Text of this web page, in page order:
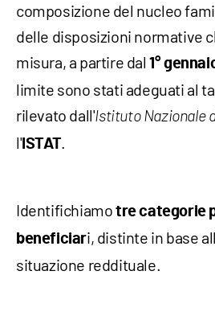
composizione del nucleo
delle disposizioni normative
misura, a partire dal 1°
limite sono stati adeguati al
rilevato dall'Istituto Nazionale
l' ISTAT.
Identifichiamo tre categorie
beneficiari, distinte in base
situazione reddituale.